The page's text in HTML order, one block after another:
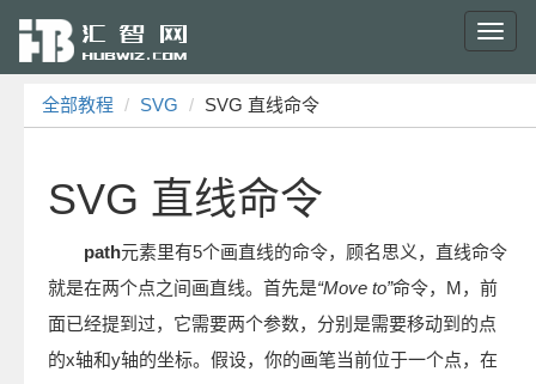
全部教程 SVG SVG 直线命令
SVG 直线命令
path元素里有5个画直线的命令，顾名思义，直线命令
就是在两个点之间画直线。首先是“Move to”命令，M，前
面已经提到过，它需要两个参数，分别是需要移动到的点
的x轴和y轴的坐标。假设，你的画笔当前位于一个点，在